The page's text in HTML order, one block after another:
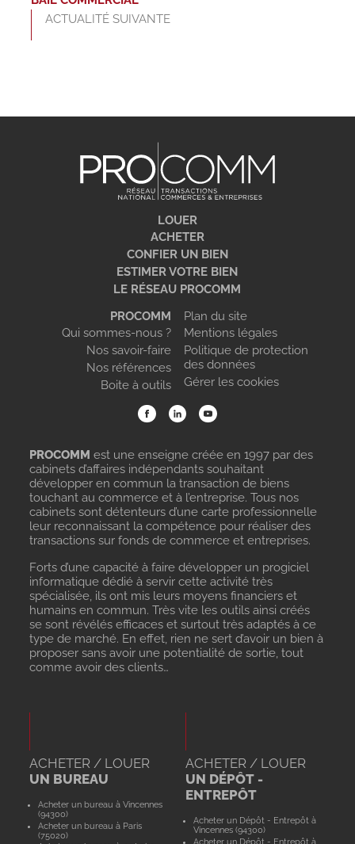
ACTUALITÉ SUIVANTE
LOUER
ACHETER
CONFIER UN BIEN
ESTIMER VOTRE BIEN
LE RÉSEAU PROCOMM
PROCOMM
Qui sommes-nous ?
Nos savoir-faire
Nos références
Boite à outils
Plan du site
Mentions légales
Politique de protection
des données
Gérer les cookies
PROCOMM est une enseigne créée en 1997 par des
cabinets d’affaires indépendants souhaitant
développer en commun la transaction de biens
touchant au commerce et à l’entreprise. Tous nos
cabinets sont détenteurs d’une carte professionnelle
leur reconnaissant la compétence pour réaliser des
transactions sur fonds de commerce et entreprises.
Forts d’une capacité à faire développer un progiciel
informatique dédié à servir cette activité très
spécialisée, ils ont mis leurs moyens financiers et
humains en commun. Très vite les outils ainsi créés
se sont révélés efficaces et surtout très adaptés à ce
type de marché. En effet, rien ne sert d’avoir un bien à
proposer sans avoir une potentialité de sortie, tout
comme avoir des clients…
ACHETER / LOUER
UN BUREAU
Acheter un bureau à Vincennes
(94300)
Acheter un bureau à Paris
(75020)
ACHETER / LOUER
UN DÉPÔT -
ENTREPÔT
Acheter un Dépôt - Entrepôt à
Vincennes (94300)
Acheter un Dépôt - Entrepôt à